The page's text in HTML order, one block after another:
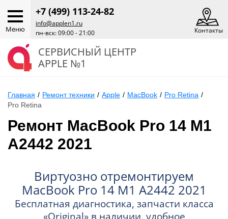
Меню
+7 (499) 113-24-82
info@applen1.ru
пн-вск: 09:00 - 21:00
Контакты
СЕРВИСНЫЙ ЦЕНТР
APPLE №1
Главная / Ремонт техники / Apple / MacBook / Pro Retina /
Pro Retina
Ремонт MacBook Pro 14 M1
A2442 2021
Виртуозно отремонтируем
MacBook Pro 14 M1 A2442 2021
Бесплатная диагностика, запчасти класса
«Original» в наличии, удобное